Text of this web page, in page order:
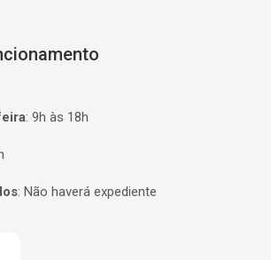
: 9h às 18h
: Não haverá expediente